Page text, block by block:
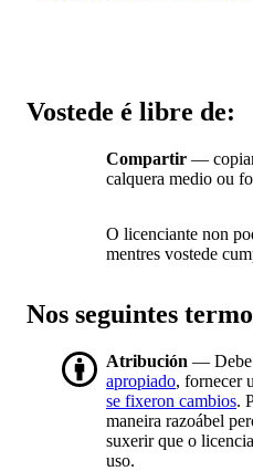
Vostede é libre de:
Compartir — copiar
calquera medio ou
O licenciante non
mentres vostede
Nos seguintes
Atribución — Debe
apropiado, fornecer
se fixeron cambios.
maneira razoábel
suxerir que o
uso.